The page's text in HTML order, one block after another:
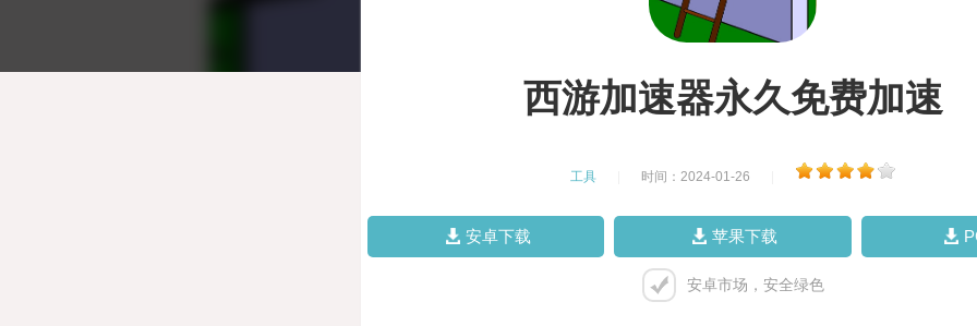
西游加速器永久免费加速
工具 时间：2024-01-26
安卓下载 苹果下载
安卓市场，安全绿色